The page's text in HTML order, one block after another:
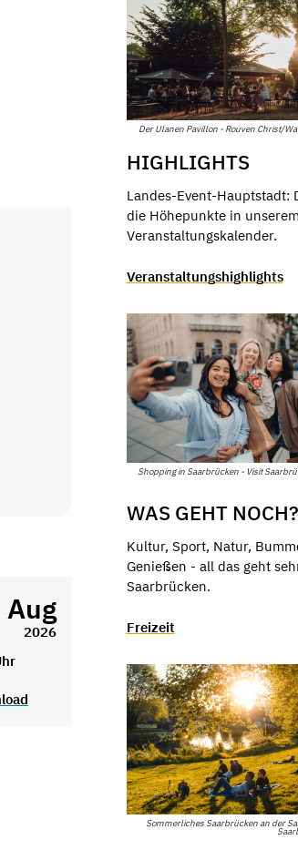
Aug
2026
Der Ulanen Pavillon - Rouven Christ/
HIGHLIGHTS
Landes-Event-Hauptstadt:
die Höhepunkte in unserem
Veranstaltungskalender.
Veranstaltungshighlights
Shopping in Saarbrücken - Visit
WAS GEHT NOCH?
Kultur, Sport, Natur,
Genießen - all das geht
Saarbrücken.
Freizeit
Sommerliches Saarbrücken an der